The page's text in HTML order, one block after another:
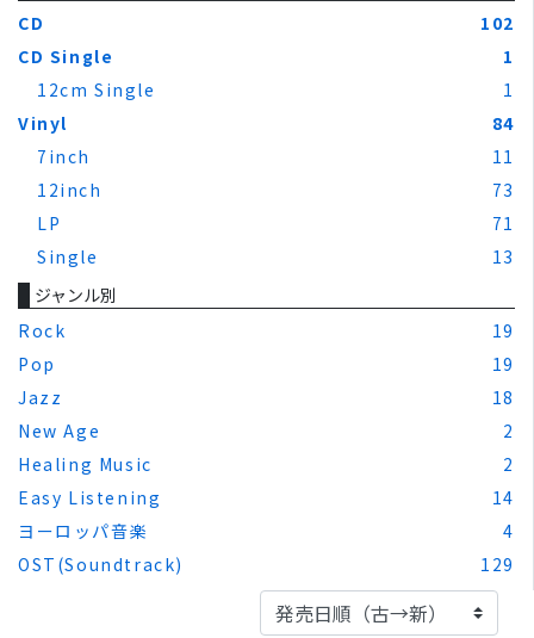
CD
102
CD Single
1
12cm Single
1
Vinyl
84
7inch
11
12inch
73
LP
71
Single
13
ジャンル別
Rock
19
Pop
19
Jazz
18
New Age
2
Healing Music
2
Easy Listening
14
ヨーロッパ音楽
4
OST(Soundtrack)
129